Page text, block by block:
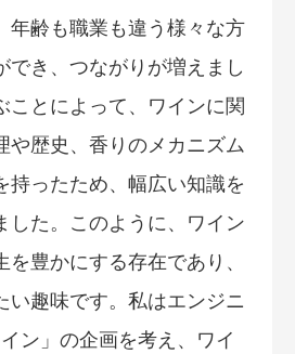
年齢も職業も違う様々な方
でき、つながりが増えまし
ことによって、ワインに関
や歴史、香りのメカニズム
持ったため、幅広い知識を
した。このように、ワイン
を豊かにする存在であり、
い趣味です。私はエンジニ
ン」の企画を考え、ワイ